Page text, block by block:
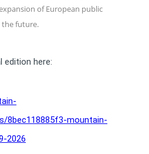
of European public
future.
edition here:
8bec118885f3-mountain-
2026